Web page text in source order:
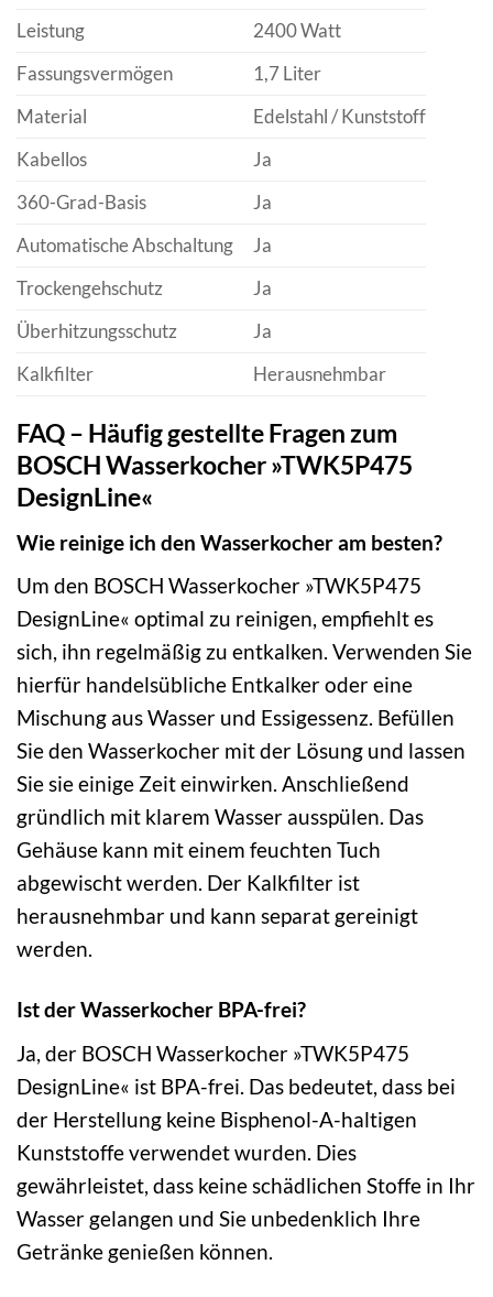
Leistung
2400 Watt
Fassungsvermögen
1,7 Liter
Material
Edelstahl / Kunststoff
Kabellos
Ja
360-Grad-Basis
Ja
Automatische Abschaltung
Ja
Trockengehschutz
Ja
Überhitzungsschutz
Ja
Kalkfilter
Herausnehmbar
FAQ – Häufig gestellte Fragen zum
BOSCH Wasserkocher »TWK5P475
DesignLine«
Wie reinige ich den Wasserkocher am besten?
Um den BOSCH Wasserkocher »TWK5P475
DesignLine« optimal zu reinigen, empfiehlt es
sich, ihn regelmäßig zu entkalken. Verwenden Sie
hierfür handelsübliche Entkalker oder eine
Mischung aus Wasser und Essigessenz. Befüllen
Sie den Wasserkocher mit der Lösung und lassen
Sie sie einige Zeit einwirken. Anschließend
gründlich mit klarem Wasser ausspülen. Das
Gehäuse kann mit einem feuchten Tuch
abgewischt werden. Der Kalkfilter ist
herausnehmbar und kann separat gereinigt
werden.
Ist der Wasserkocher BPA-frei?
Ja, der BOSCH Wasserkocher »TWK5P475
DesignLine« ist BPA-frei. Das bedeutet, dass bei
der Herstellung keine Bisphenol-A-haltigen
Kunststoffe verwendet wurden. Dies
gewährleistet, dass keine schädlichen Stoffe in Ihr
Wasser gelangen und Sie unbedenklich Ihre
Getränke genießen können.